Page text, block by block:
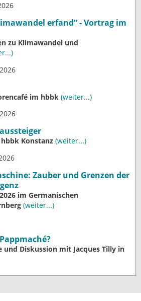
erfand“ - Vortrag im
zu Klimawandel und
im hbbk (weiter...)
Konstanz (weiter...)
Zauber und Grenzen der
im Germanischen
(weiter...)
und Diskussion mit Jacques Tilly in